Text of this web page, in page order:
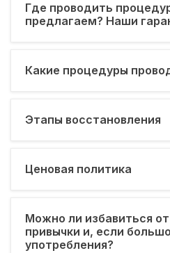
Где проводить
предлагаем? Наши
Какие процедуры
Этапы восстановления
Ценовая политика
Можно ли избавиться
привычки и, если
употребления?